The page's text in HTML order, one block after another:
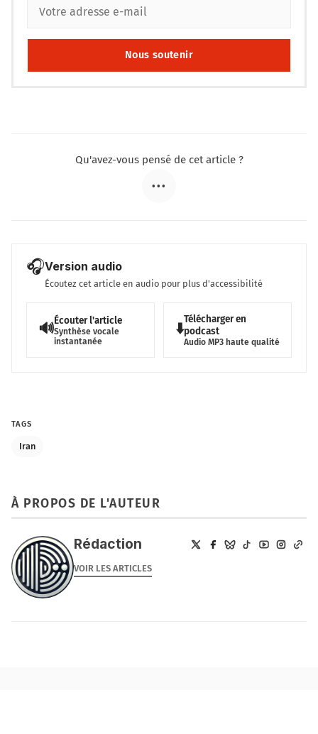
Nous soutenir
Qu'avez-vous pensé de cet article ?
•••
🎧Version audio
Écoutez cet article en audio pour plus d'accessibilité
🔊Écouter l'article
Synthèse vocale
instantanée
⬇️
Télécharger en
podcast
Audio MP3 haute qualité
TAGS
Iran
À PROPOS DE L'AUTEUR
Rédaction
VOIR LES ARTICLES